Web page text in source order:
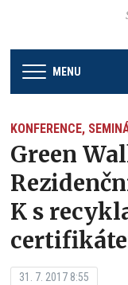
MENU
KONFERENCE,
Green
K s
31. 7. 2017 8:55